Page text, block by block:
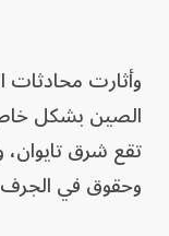
وأثارت محادثات
الصين بشكل
تقع شرق
وحقوق في الجرف